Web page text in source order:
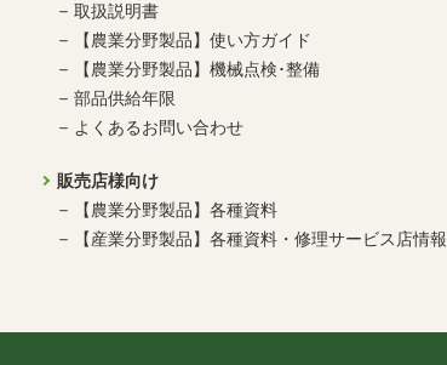
取扱説明書
【農業分野製品】使い方ガイド
【農業分野製品】機械点検･整備
部品供給年限
よくあるお問い合わせ
販売店様向け
【農業分野製品】各種資料
【産業分野製品】各種資料・修理サービス店情報